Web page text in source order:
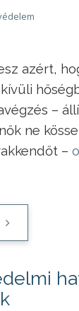
azért,
–
ne
–